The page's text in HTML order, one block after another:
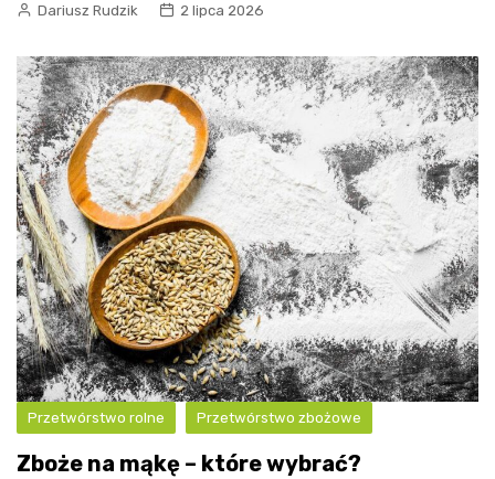
Dariusz Rudzik 2 lipca 2026
Przetwórstwo rolne Przetwórstwo zbożowe
Zboże na mąkę – które wybrać?